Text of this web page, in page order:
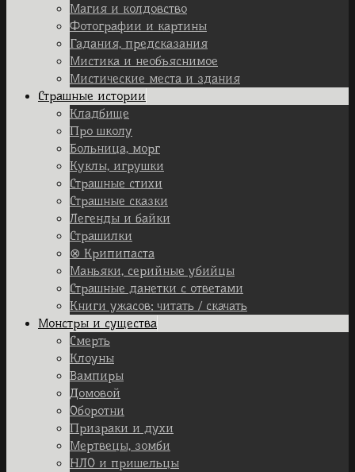
Магия и колдовство
Фотографии и картины
Гадания, предсказания
Мистика и необъяснимое
Мистические места и здания
Страшные истории
Кладбище
Про школу
Больница, морг
Куклы, игрушки
Страшные стихи
Страшные сказки
Легенды и байки
Страшилки
⊗ Крипипаста
Маньяки, серийные убийцы
Страшные данетки с ответами
Книги ужасов: читать / скачать
Монстры и существа
Смерть
Клоуны
Вампиры
Домовой
Оборотни
Призраки и духи
Мертвецы, зомби
НЛО и пришельцы